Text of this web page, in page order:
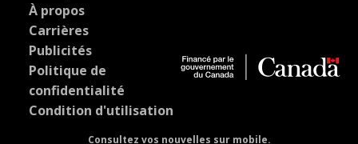
À propos
Carrières
Publicités
Politique de
confidentialité
Condition d'utilisation
Consultez vos nouvelles sur mobile.